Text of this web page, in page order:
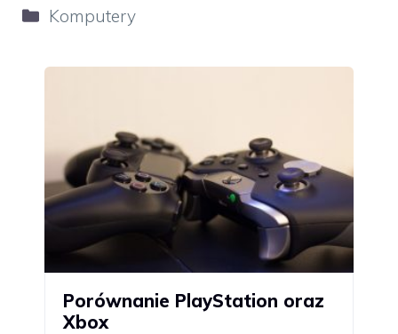
Kategorie
Komputery
Porównanie PlayStation oraz
Xbox